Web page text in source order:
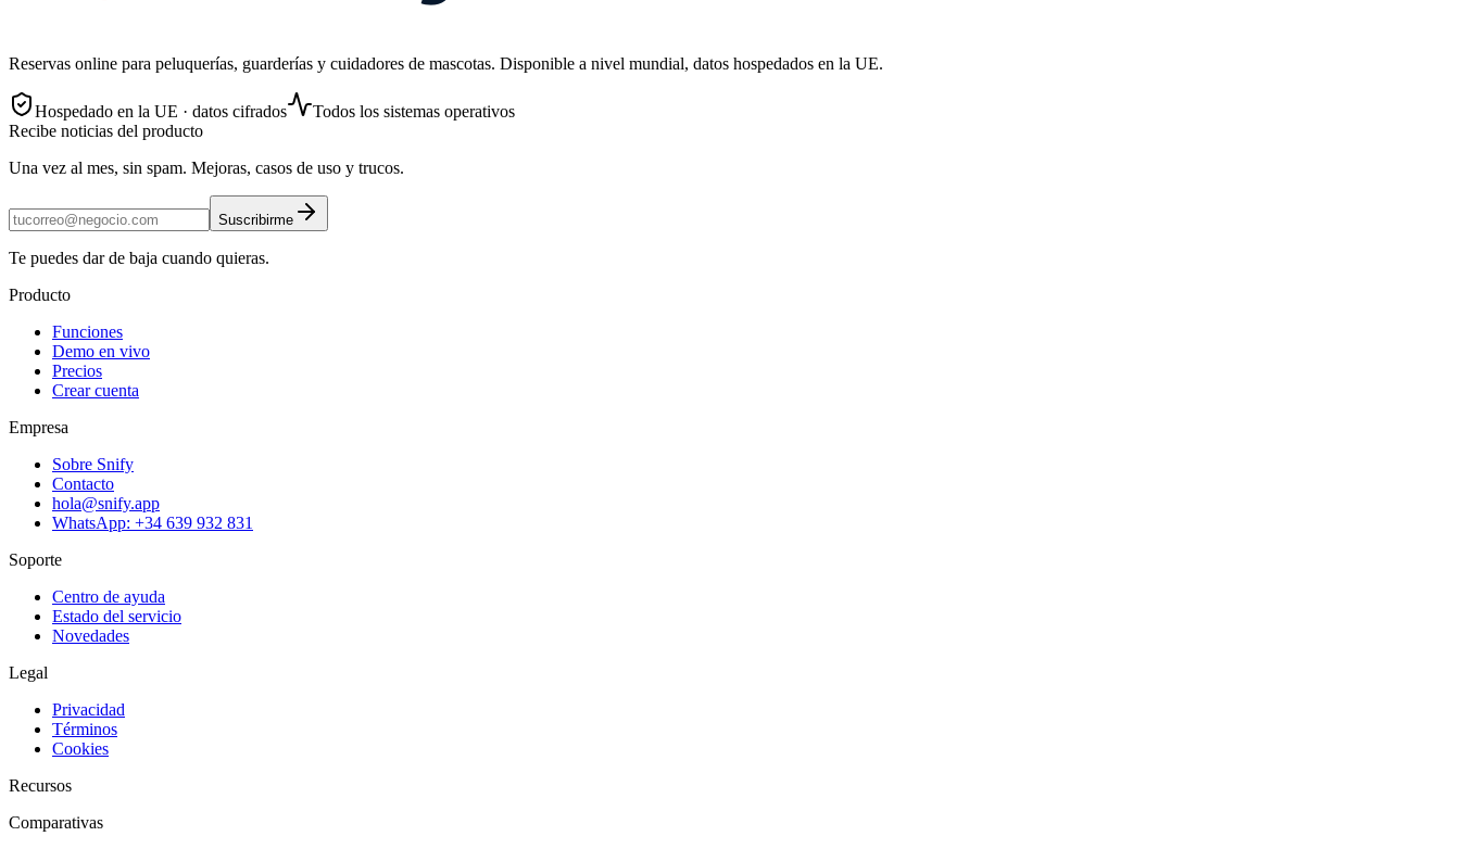
Reservas online para peluquerías, guarderías y cuidadores de mascotas. Disponible a nivel mundial, datos hospedados en la UE.
Hospedado en la UE · datos cifrados
Todos los sistemas operativos
Recibe noticias del producto
Una vez al mes, sin spam. Mejoras, casos de uso y trucos.
Suscribirme
Te puedes dar de baja cuando quieras.
Producto
Funciones
Demo en vivo
Precios
Crear cuenta
Empresa
Sobre Snify
Contacto
hola@snify.app
WhatsApp: +34 639 932 831
Soporte
Centro de ayuda
Estado del servicio
Novedades
Legal
Privacidad
Términos
Cookies
Recursos
Comparativas